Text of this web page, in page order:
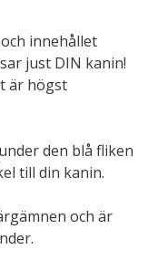
innehållet
just DIN kanin!
är högst
den blå fliken
till din kanin.
och är